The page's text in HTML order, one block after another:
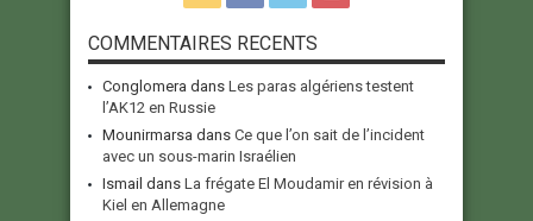
COMMENTAIRES RECENTS
Conglomera dans Les paras algériens testent
l’AK12 en Russie
Mounirmarsa dans Ce que l’on sait de l’incident
avec un sous-marin Israélien
Ismail dans La frégate El Moudamir en révision à
Kiel en Allemagne